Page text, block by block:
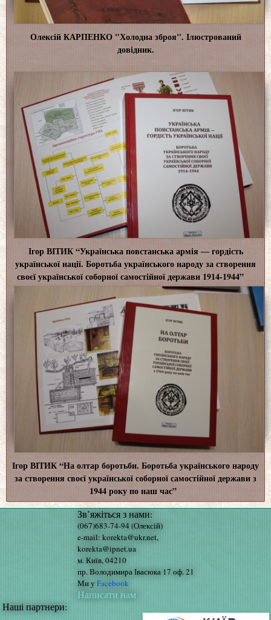
Олексій КАРПЕНКО "Холодна зброя". Ілюстрований
довідник.
Ігор ВІТИК “Українська повстанська армія ― гордість
української нації. Боротьба українського народу за створення
своєї української соборної самостійної держави 1914-1944”
Ігор ВІТИК “На олтар боротьби. Боротьба українського народу
за створення своєї української соборної самостійної держави з
1944 року по наш час”
Зв’яжіться з нами:
(067)683-74-94 (Олексій)
e-mail: korekta@ukr.net,
korekta@ipnet.ua
м. Київ, 04210
пр. Володимира Івасюка 17 оф. 21
Ми уFacebook
Написати нам
Наші партнери: